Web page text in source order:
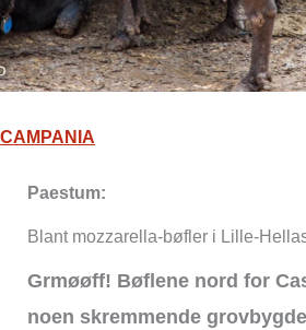
CAMPANIA
Paestum:
Blant mozzarella-bøfler i Lille-
Grmøøff! Bøflene nord for
noen skremmende